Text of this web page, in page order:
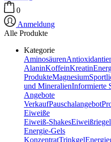
0
Anmeldung
Alle Produkte
Kategorie
Aminosäuren
AlaninKoffeinKreatin
ProdukteMagnesium
und MineralienInformierte
Angebote
VerkaufPauschalangebot
Eiweiße
Eiweiß-ShakesEiweißriegel
Energie-Gels
KonzentratTrinkgel